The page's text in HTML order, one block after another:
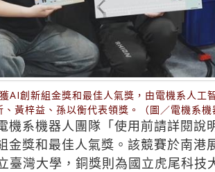
AI創新組金獎和最佳人氣獎，由電機系人
、黃梓益、孫以衡代表領獎。（圖／電機系機
機系機器人團隊「使用前請詳閱
獎和最佳人氣獎。該競賽於南港
臺灣大學，銅獎則為國立虎尾科技